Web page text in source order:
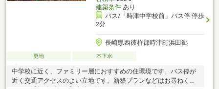
建築条件あり
バス/「時津中学校前」バス停 停歩
2分
長崎県西彼杵郡時津町浜田郷
更地 本下水
中学校に近く、ファミリー層におすすめの住環境です。バス停が
近く交通アクセスのよい立地です。新築プランなどはお尋ねくだ